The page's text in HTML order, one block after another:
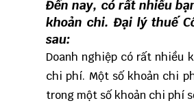
Đến nay, có rất nhiều
khoản chi. Đại lý thuế
sau:
Doanh nghiệp có rất nhiều
chi phí. Một số khoản chi
trong một số khoản chi phí